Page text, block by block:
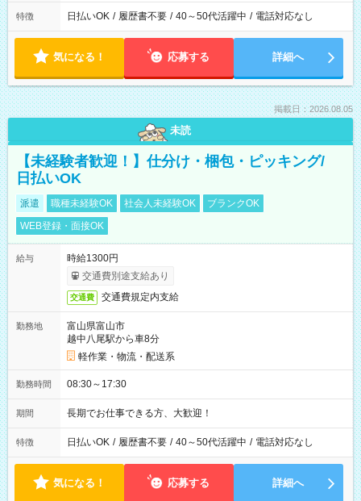
特徴 日払いOK / 履歴書不要 / 40～50代活躍中 / 電話対応なし
気になる！ 応募する 詳細へ
掲載日：2026.08.05
未読
【未経験者歓迎！】仕分け・梱包・ピッキング/
日払いOK
派遣 職種未経験OK 社会人未経験OK
ブランクOK
WEB登録・面接OK
給与
時給1300円
交通費別途支給あり
交通費 交通費規定内支給
勤務地
富山県富山市
越中八尾駅から車8分
軽作業・物流・配送系
勤務時間 08:30～17:30
期間 長期でお仕事できる方、大歓迎！
特徴 日払いOK / 履歴書不要 / 40～50代活躍中 / 電話対応なし
気になる！ 応募する 詳細へ